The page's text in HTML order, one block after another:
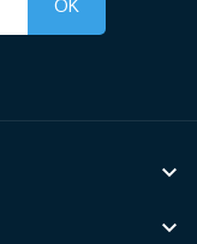

